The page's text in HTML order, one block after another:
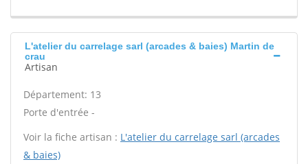
L'atelier du carrelage sarl (arcades & baies) Martin de
crau
Artisan
Département: 13
Porte d'entrée -
Voir la fiche artisan : L'atelier du carrelage sarl (arcades
& baies)